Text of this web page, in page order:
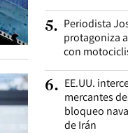
5. Periodista
protagoniza
con
6. EE.UU.
mercantes
bloqueo
de Irán